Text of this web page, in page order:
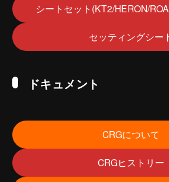
シートセット(KT2/HERON/
セッティングシー
ドキュメント
CRGについて
CRGヒストリー